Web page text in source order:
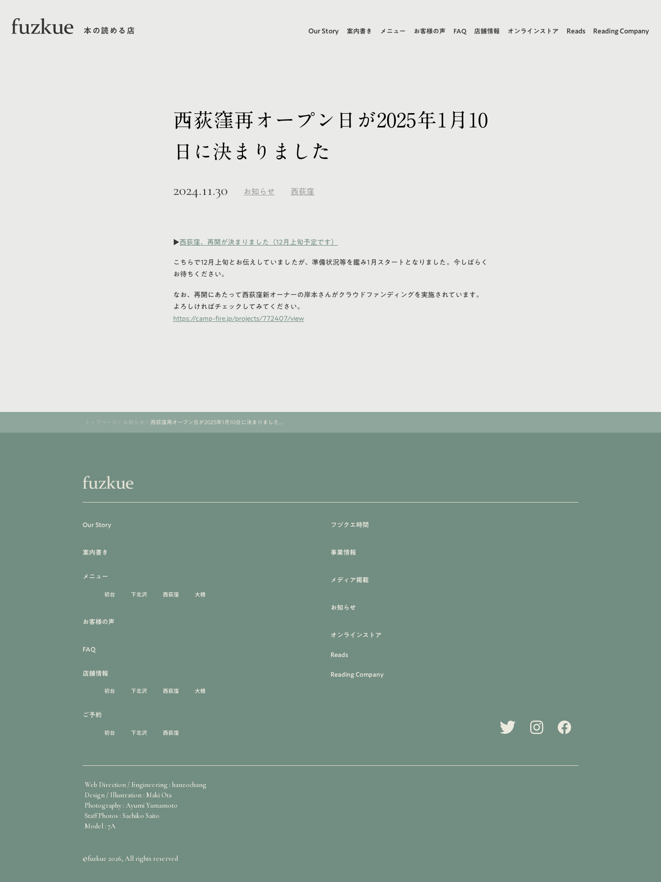
本の読める店 Our Story 案内書き メニュー お客様の声 FAQ 店舗情報 オンラインストア Reads Reading Company
西荻窪再オープン日が2025年1月10
日に決まりました
2024.11.30 お知らせ 西荻窪
▶西荻窪、再開が決まりました（12月上旬予定です）
こちらで12月上旬とお伝えしていましたが、準備状況等を鑑み1月スタートとなりました。今しばらく
お待ちください。
なお、再開にあたって西荻窪新オーナーの岸本さんがクラウドファンディングを実施されています。
よろしければチェックしてみてください。
https://camp-fire.jp/projects/772407/view
トップページ / お知らせ / 西荻窪再オープン日が2025年1月10日に決まりました...
Our Story
案内書き
メニュー
初台 下北沢 西荻窪 大橋
お客様の声
FAQ
店舗情報
初台 下北沢 西荻窪 大橋
ご予約
初台 下北沢 西荻窪
フヅクエ時間
事業情報
メディア掲載
お知らせ
オンラインストア
Reads
Reading Company
Web Direction / Engineering : hanzochang
Design / Illustration : Maki Ota
Photography : Ayumi Yamamoto
Staff Photos : Sachiko Saito
Model : 7A
©fuzkue 2026, All rights reserved